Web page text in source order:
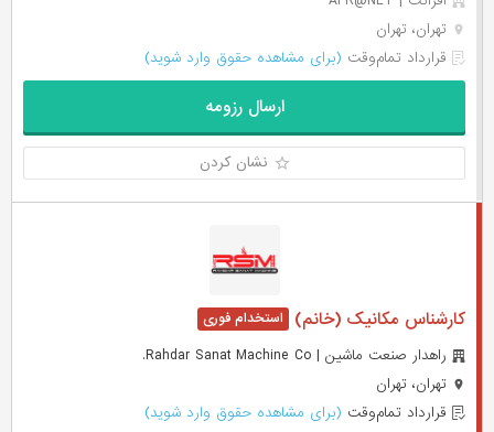
تهران، تهران
قرارداد تمام‌وقت (برای مشاهده حقوق وارد شوید)
ارسال رزومه
نشان کردن
کارشناس مکانیک (خانم)
راهدار صنعت ماشین | Rahdar Sanat Machine Co.
تهران، تهران
قرارداد تمام‌وقت (برای مشاهده حقوق وارد شوید)